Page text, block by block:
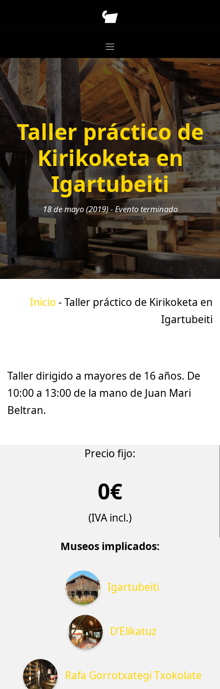
Taller práctico de
Kirikoketa en
Igartubeiti
18 de mayo (2019) - Evento terminado
Inicio - Taller práctico de Kirikoketa en
Igartubeiti
Taller dirigido a mayores de 16 años. De
10:00 a 13:00 de la mano de Juan Mari
Beltran.
Precio fijo:
0€
(IVA incl.)
Museos implicados:
Igartubeiti
D’Elikatuz
Rafa Gorrotxategi Txokolate